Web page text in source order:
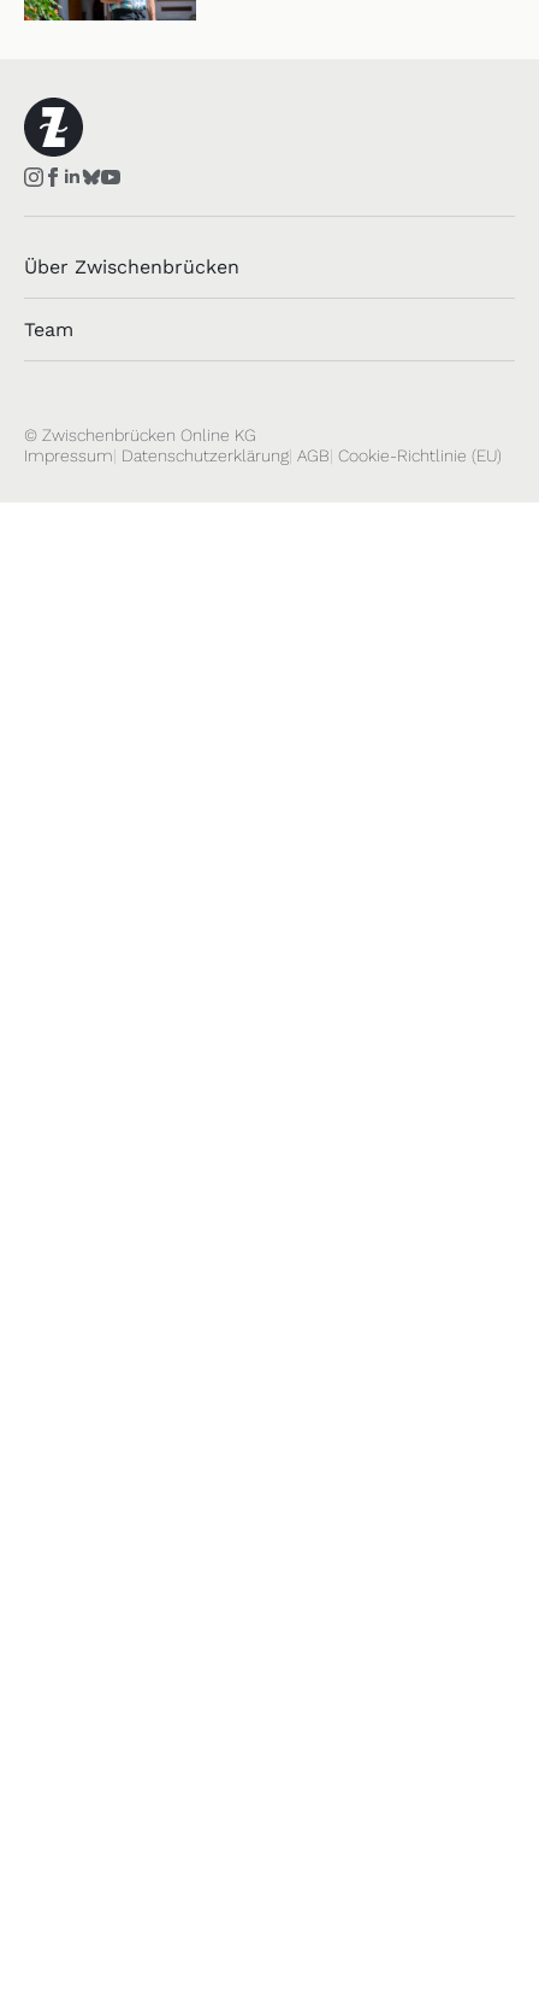
Über Zwischenbrücken
Team
© Zwischenbrücken Online KG
Impressum Datenschutzerklärung AGB Cookie-Richtlinie (EU)